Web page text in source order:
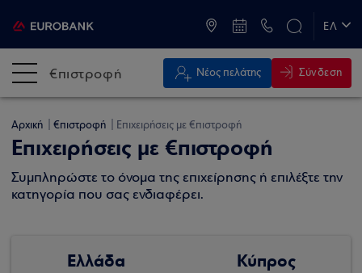
ΕΛ
€πιστροφή Νέος πελάτης Σύνδεση
Αρχική €πιστροφή Επιχειρήσεις με €πιστροφή
Επιχειρήσεις με €πιστροφή
Συμπληρώστε το όνομα της επιχείρησης ή επιλέξτε την
κατηγορία που σας ενδιαφέρει.
Ελλάδα Κύπρος